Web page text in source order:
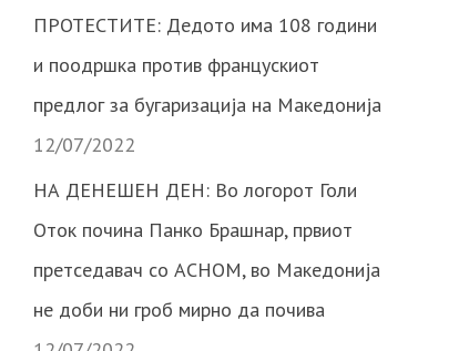
ПРОТЕСТИТЕ: Дедото има 108 години
и поодршка против францускиот
предлог за бугаризација на Македонија
12/07/2022
НА ДЕНЕШЕН ДЕН: Во логорот Голи
Оток почина Панко Брашнар, првиот
претседавач со АСНОМ, во Македонија
не доби ни гроб мирно да почива